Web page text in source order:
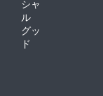
シャ
ル
グッ
ド